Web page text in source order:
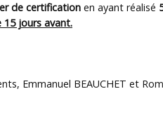
de certification en ayant réalisé
15 jours avant.
Emmanuel BEAUCHET et